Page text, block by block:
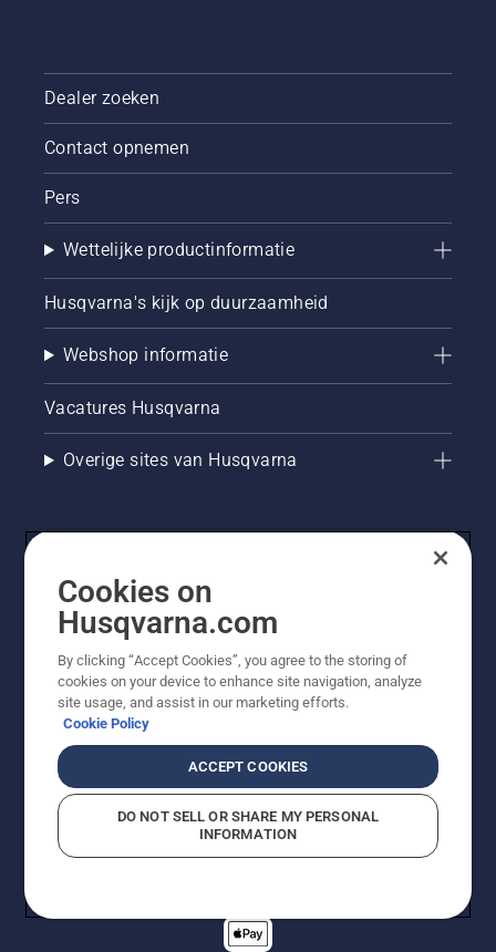
Dealer zoeken
Contact opnemen
Pers
Wettelijke productinformatie
Husqvarna's kijk op duurzaamheid
Webshop informatie
Vacatures Husqvarna
Overige sites van Husqvarna
© Husqvarna AB (publ). Alle rechten voorbehouden. De
getoonde prijzen zijn consumentenadviesprijzen. Alle
tenzij het product beschikbaar is voor directe aankoop.
Cookiebeleid
Imprint
Meld vermoedelijke schendingen
Cookies on
Husqvarna.com
By clicking “Accept Cookies”, you agree to the storing of
cookies on your device to enhance site navigation, analyze
site usage, and assist in our marketing efforts.
Cookie Policy
ACCEPT COOKIES
DO NOT SELL OR SHARE MY PERSONAL
INFORMATION